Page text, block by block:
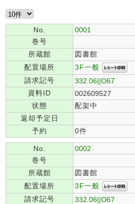
No.
0001
巻号
所蔵館
図書館
配置場所
3F一般
請求記号
332.06||O67
資料ID
002609527
状態
配架中
返却予定日
予約
0件
No.
0002
巻号
所蔵館
図書館
配置場所
3F一般
請求記号
332.06||O67